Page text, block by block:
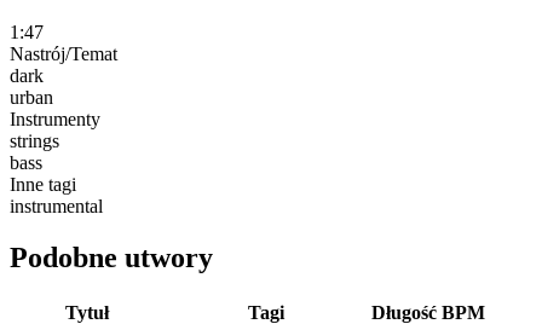
1:47
Nastrój/Temat
dark
urban
Instrumenty
strings
bass
Inne tagi
instrumental
Podobne utwory
Tytuł Tagi Długość BPM